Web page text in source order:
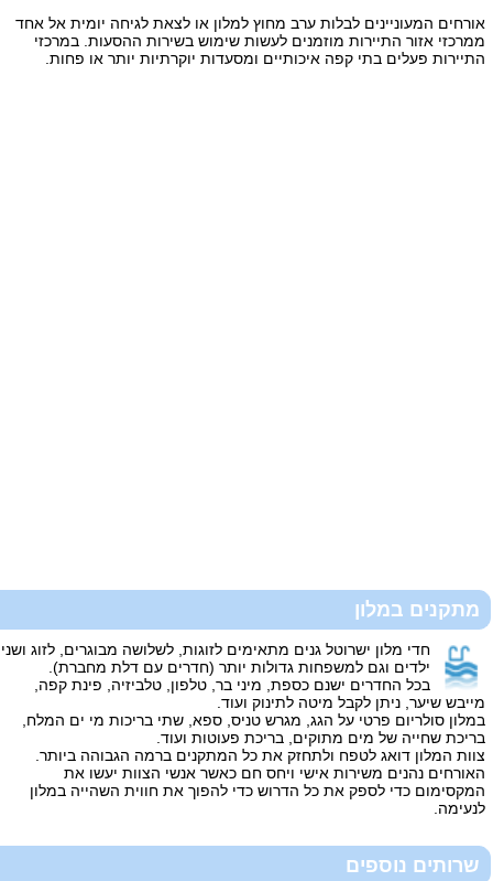
אורחים המעוניינים לבלות ערב מחוץ למלון או לצאת לגיחה יומית אל אחד
ממרכזי אזור התיירות מוזמנים לעשות שימוש בשירות ההסעות. במרכזי
התיירות פעלים בתי קפה איכותיים ומסעדות יוקרתיות יותר או פחות.
מתקנים במלון
חדי מלון ישרוטל גנים מתאימים לזוגות, לשלושה מבוגרים, לזוג ושני
ילדים וגם למשפחות גדולות יותר (חדרים עם דלת מחברת).
בכל החדרים ישנם כספת, מיני בר, טלפון, טלביזיה, פינת קפה,
מייבש שיער, ניתן לקבל מיטה לתינוק ועוד.
במלון סולריום פרטי על הגג, מגרש טניס, ספא, שתי בריכות מי ים המלח,
בריכת שחייה של מים מתוקים, בריכת פעוטות ועוד.
צוות המלון דואג לטפח ולתחזק את כל המתקנים ברמה הגבוהה ביותר.
האורחים נהנים משירות אישי ויחס חם כאשר אנשי הצוות יעשו את
המקסימום כדי לספק את כל הדרוש כדי להפוך את חווית השהייה במלון
לנעימה.
שרותים נוספים